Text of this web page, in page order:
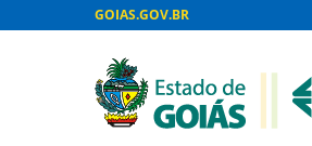
GOIAS.GOV.BR